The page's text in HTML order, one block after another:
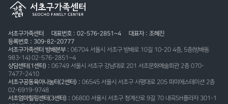
서초구가족센터 대표번호 : 02-576-2851~4
대표자 : 조혜진
등록번호 : 309-82-20777
서초구가족센터 방배본부 : 06704 서울시 서초구 방배로 10길 10-20 4층, 5층(방배동
983-14) 02-576-2851~4
상담센터(1센터) : 06749 서울시 서초구 강남대로 201 서초문화예술회관 2층 070-
7477-2410
서초구공동육아나눔터(2센터) : 06545 서울시 서초구 사평대로 205 파미에스테이션 2층
02-6919-9748
서초엄마힐링센터(3센터) : 06800 서울시 서초구 청계산로 9길 70 내곡SH플라자 301-1